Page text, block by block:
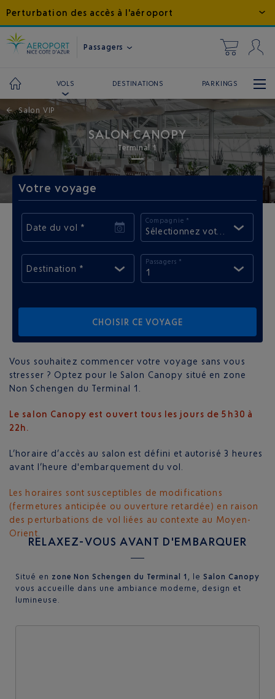
Perturbation des accès à l'aéroport
Passagers
VOLS DESTINATIONS PARKINGS
← Salon VIP
SALON CANOPY
Terminal 1
Vous souhaitez commencer votre voyage sans vous
stresser ? Optez pour le Salon Canopy situé en zone
Non Schengen du Terminal 1.
Le salon Canopy est ouvert tous les jours de 5h30 à
22h.
L’horaire d’accès au salon est défini et autorisé 3 heures
avant l’heure d'embarquement du vol.
Les horaires sont susceptibles de modifications
(fermetures anticipée ou ouverture retardée) en raison
des perturbations de vol liées au contexte au Moyen-
Orient.
RELAXEZ-VOUS AVANT D'EMBARQUER
Situé en zone Non Schengen du Terminal 1 , leSalon Canopy
vous accueille dans une ambiance moderne, design et
lumineuse.
Votre voyage
Date du vol *
Compagnie *
Sélectionnez votre
Destination *
Passagers *
1
CHOISIR CE VOYAGE